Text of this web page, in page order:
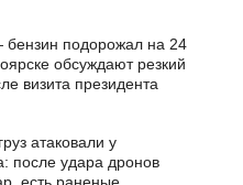
бензин подорожал на 24
обсуждают резкий
визита президента
атаковали у
после удара дронов